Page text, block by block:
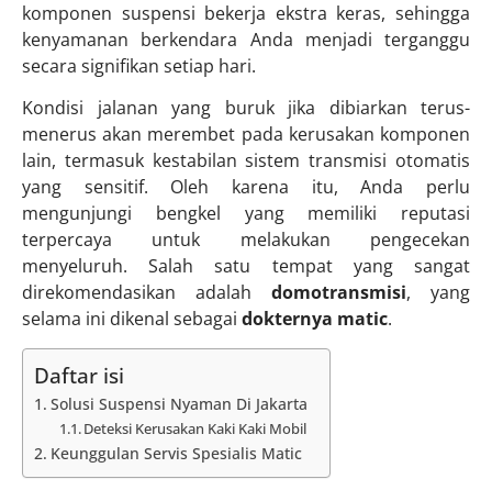
komponen suspensi bekerja ekstra keras, sehingga
kenyamanan berkendara Anda menjadi terganggu
secara signifikan setiap hari.
Kondisi jalanan yang buruk jika dibiarkan terus-
menerus akan merembet pada kerusakan komponen
lain, termasuk kestabilan sistem transmisi otomatis
yang sensitif. Oleh karena itu, Anda perlu
mengunjungi bengkel yang memiliki reputasi
terpercaya untuk melakukan pengecekan
menyeluruh. Salah satu tempat yang sangat
direkomendasikan adalah domotransmisi, yang
selama ini dikenal sebagai dokternya matic.
Daftar isi
Solusi Suspensi Nyaman Di Jakarta
Deteksi Kerusakan Kaki Kaki Mobil
Keunggulan Servis Spesialis Matic